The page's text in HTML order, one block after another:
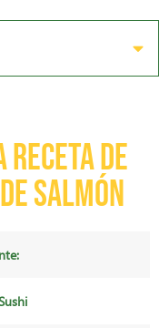
receta de
Salmón